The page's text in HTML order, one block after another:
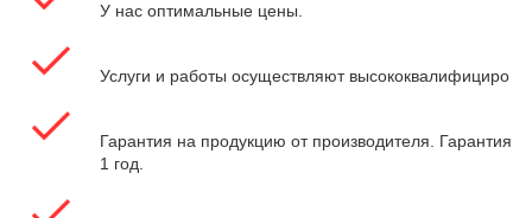
У нас оптимальные цены.
Услуги и работы осуществляют
Гарантия на продукцию от производителя. Гарантия
1 год.